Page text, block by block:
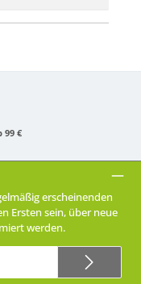
99 €
erscheinenden
Ersten sein, über neue
werden.